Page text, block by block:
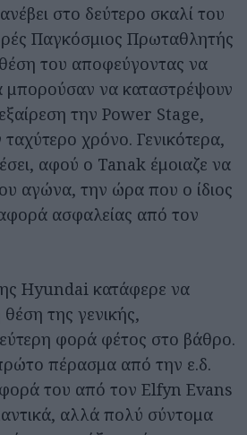
στο δεύτερο σκαλί του
Παγκόσμιος Πρωταθλητής
του αποφεύγοντας να
μπορούσαν να καταστρέψουν
την Power Stage,
χρόνο. Γενικότερα,
αφού ο Tanak έμοιαζε να
αγώνα, την ώρα που ο ίδιος
ασφαλείας από τον
Hyundai κατάφερε να
της γενικής,
φορά φέτος στο βάθρο.
πέρασμα από την ε.δ.
του από τον Elfyn Evans
αλλά πολύ σύντομα